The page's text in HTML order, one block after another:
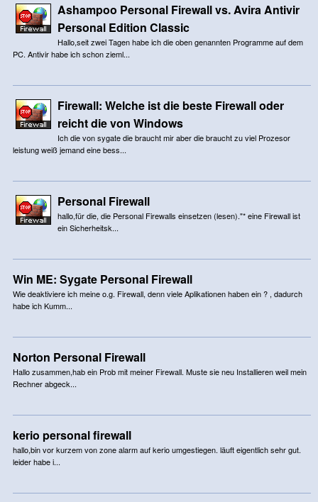
Ashampoo Personal Firewall vs. Avira Antivir
Personal Edition Classic
Hallo,seit zwei Tagen habe ich die oben genannten Programme auf dem
PC. Antivir habe ich schon zieml...
Firewall: Welche ist die beste Firewall oder
reicht die von Windows
Ich die von sygate die braucht mir aber die braucht zu viel Prozesor
leistung weiß jemand eine bess...
Personal Firewall
hallo,für die, die Personal Firewalls einsetzen (lesen)."* eine Firewall ist
ein Sicherheitsk...
Win ME: Sygate Personal Firewall
Wie deaktiviere ich meine o.g. Firewall, denn viele Aplikationen haben ein ? , dadurch
habe ich Kumm...
Norton Personal Firewall
Hallo zusammen,hab ein Prob mit meiner Firewall. Muste sie neu Installieren weil mein
Rechner abgeck...
kerio personal firewall
hallo,bin vor kurzem von zone alarm auf kerio umgestiegen. läuft eigentlich sehr gut.
leider habe i...